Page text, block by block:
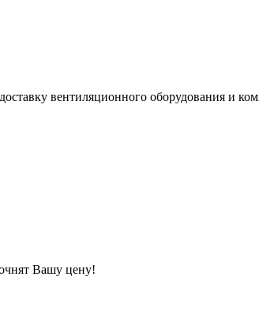
вентиляционного оборудования и
Вашу цену!